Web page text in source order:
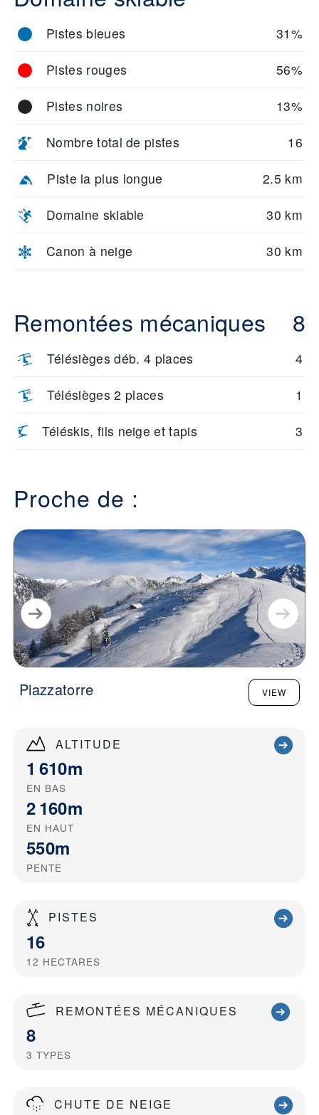
ALTITUDE
1 610m
EN BAS
2 160m
EN HAUT
550m
PENTE
PISTES
16
12 HECTARES
REMONTÉES MÉCANIQUES
8
3 TYPES
CHUTE DE NEIGE
Pistes bleues 31%
Pistes rouges 56%
Pistes noires 13%
Nombre total de pistes 16
Piste la plus longue 2.5 km
Domaine skiable 30 km
Canon à neige 30 km
Remontées mécaniques 8
Télésièges déb. 4 places 4
Télésièges 2 places 1
Téléskis, fils neige et tapis 3
Proche de :
Piazzatorre VIEW